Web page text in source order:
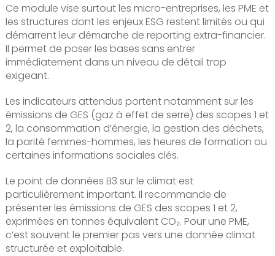
Ce module vise surtout les micro-entreprises, les PME et
les structures dont les enjeux ESG restent limités ou qui
démarrent leur démarche de reporting extra-financier.
Il permet de poser les bases sans entrer
immédiatement dans un niveau de détail trop
exigeant.
Les indicateurs attendus portent notamment sur les
émissions de GES (gaz à effet de serre) des scopes 1 et
2, la consommation d’énergie, la gestion des déchets,
la parité femmes-hommes, les heures de formation ou
certaines informations sociales clés.
Le point de données B3 sur le climat est
particulièrement important. Il recommande de
présenter les émissions de GES des scopes 1 et 2,
exprimées en tonnes équivalent CO₂. Pour une PME,
c’est souvent le premier pas vers une donnée climat
structurée et exploitable.